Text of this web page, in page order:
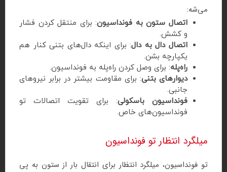
می‌شه:
اتصال ستون به فونداسیون: برای منتقل کردن فشار
و کشش.
اتصال دال به دال: برای اینکه دال‌های بتنی کنار هم
یکپارچه بشن.
راه‌پله: برای وصل کردن راه‌پله به فونداسیون.
دیوارهای بتنی: برای مقاومت بیشتر در برابر نیروهای
جانبی.
فونداسیون باسکولی: برای تقویت اتصالات تو
فونداسیون‌های خاص.
میلگرد انتظار تو فونداسیون
تو فونداسیون، میلگرد انتظار برای انتقال بار از ستون به پی